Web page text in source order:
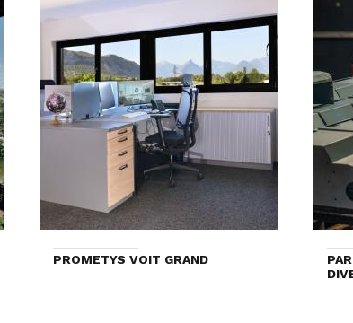
PROMETYS VOIT GRAND